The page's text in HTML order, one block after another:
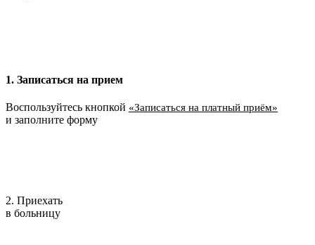
1. Записаться на прием
Воспользуйтесь кнопкой «Записаться на платный приём»
и заполните форму
2. Приехать
в больницу